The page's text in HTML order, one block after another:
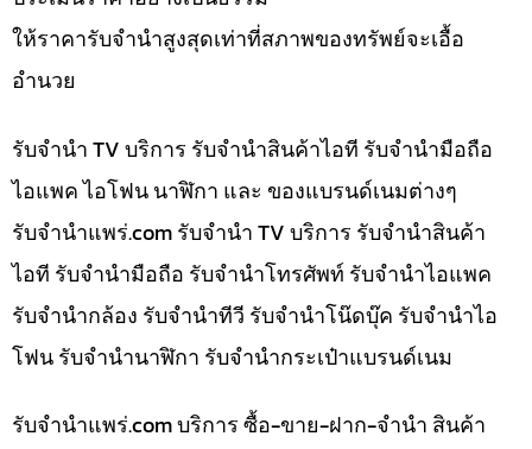
ให้ราคารับจำนำสูงสุดเท่าที่สภาพของทรัพย์จะเอื้อ
อำนวย
รับจำนำ TV บริการ รับจำนำสินค้าไอที รับจำนำมือถือ
ไอแพค ไอโฟน นาฬิกา และ ของแบรนด์เนมต่างๆ
รับจํานําแพร่.com รับจำนำ TV บริการ รับจำนำสินค้า
ไอที รับจำนำมือถือ รับจำนำโทรศัพท์ รับจำนำไอแพค
รับจำนำกล้อง รับจำนำทีวี รับจำนำโน๊ดบุ๊ค รับจำนำไอ
โฟน รับจำนำนาฬิกา รับจำนำกระเป๋าแบรนด์เนม
รับจํานําแพร่.com บริการ ซื้อ-ขาย-ฝาก-จำนำ สินค้า